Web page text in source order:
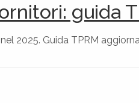
guida
2025. Guida TPRM